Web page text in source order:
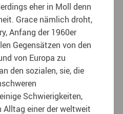
eher in Moll denn
Grace nämlich droht,
Anfang der 1960er
Gegensätzen von den
von Europa zu
den sozialen, sie, die
Schwierigkeiten,
einer der weltweit